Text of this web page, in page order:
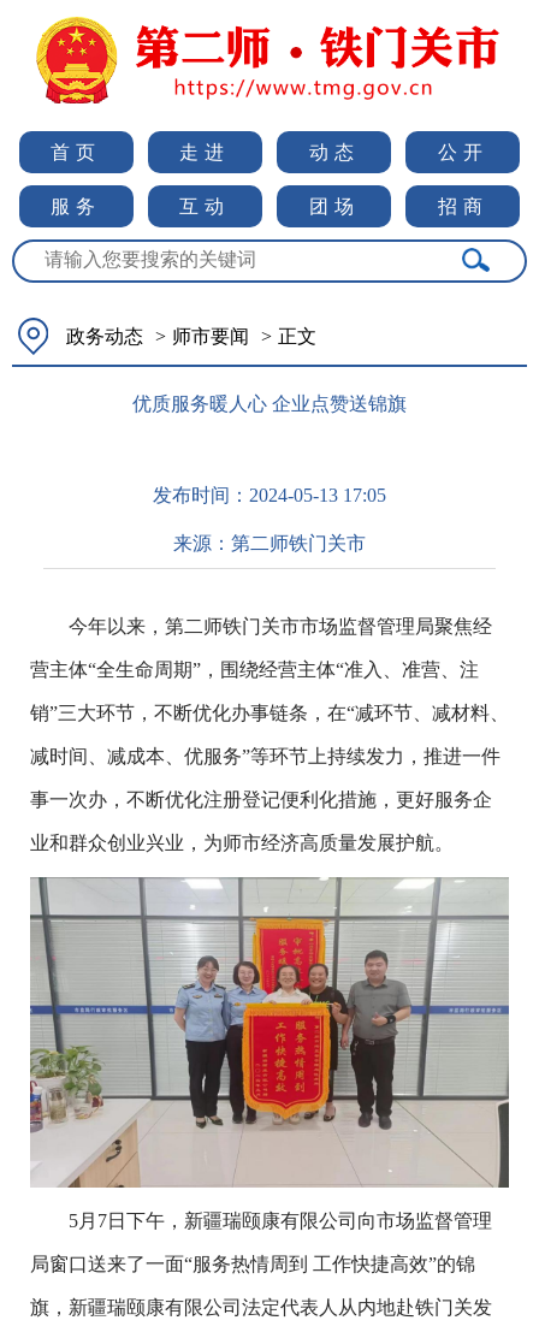
首页 走进 动态 公开
服务 互动 团场 招商
政务动态 > 师市要闻 > 正文
优质服务暖人心 企业点赞送锦旗
发布时间： 2024-05-13 17:05
来源： 第二师铁门关市
今年以来，第二师铁门关市市场监督管理局聚焦经
营主体“全生命周期”，围绕经营主体“准入、准营、注
销”三大环节，不断优化办事链条，在“减环节、减材料、
减时间、减成本、优服务”等环节上持续发力，推进一件
事一次办，不断优化注册登记便利化措施，更好服务企
业和群众创业兴业，为师市经济高质量发展护航。
5月7日下午，新疆瑞颐康有限公司向市场监督管理
局窗口送来了一面“服务热情周到 工作快捷高效”的锦
旗，新疆瑞颐康有限公司法定代表人从内地赴铁门关发